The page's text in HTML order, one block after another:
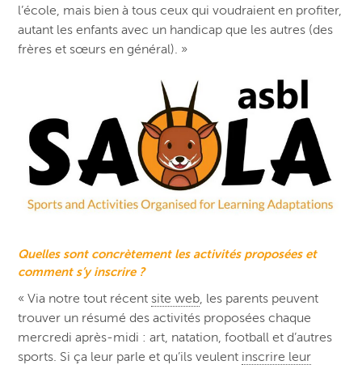
l’école, mais bien à tous ceux qui voudraient en profiter,
autant les enfants avec un handicap que les autres (des
frères et sœurs en général). »
Quelles sont concrètement les activités proposées et
comment s’y inscrire ?
« Via notre tout récent site web, les parents peuvent
trouver un résumé des activités proposées chaque
mercredi après-midi : art, natation, football et d’autres
sports. Si ça leur parle et qu’ils veulent inscrire leur